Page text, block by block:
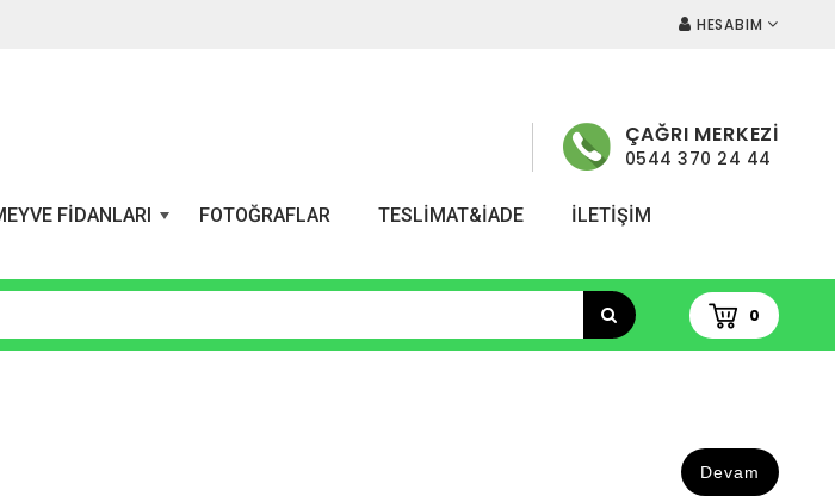
HESABIM
ÇAĞRI MERKEZİ
0544 370 24 44
FIDANLARI FOTOĞRAFLAR TESLİMAT&İADE İLETIŞIM
0
Devam